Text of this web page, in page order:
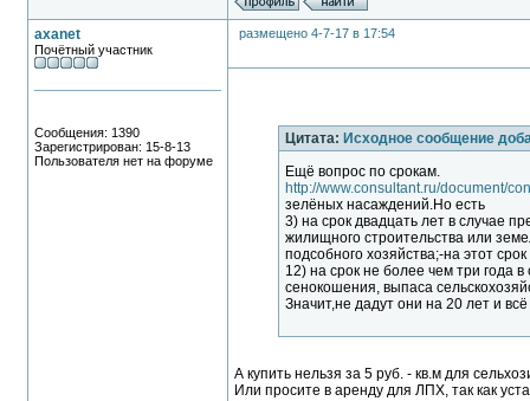
axanet
Почётный участник
Сообщения: 1390
Зарегистрирован: 15-8-13
Пользователя нет на форуме
размещено 4-7-17 в 17:54
Цитата: Исходное сообщение
Ещё вопрос по срокам.
http://www.consultant.ru/document/
зелёных насаждений.Но есть
3) на срок двадцать лет в случае
жилищного строительства или
подсобного хозяйства;-на этот
12) на срок не более чем три года
сенокошения, выпаса
Значит,не дадут они на 20 лет и
А купить нельзя за 5 руб. - кв.м для
Или просите в аренду для ЛПХ, так как